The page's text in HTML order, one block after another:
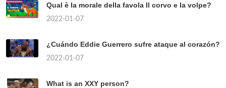
Qual è la morale della favola Il corvo e la volpe?
2022-01-07
¿Cuándo Eddie Guerrero sufre ataque al corazón?
2022-01-07
What is an XXY person?